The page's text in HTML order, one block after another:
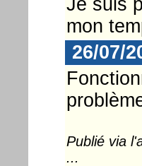
mon
26/07/
Publié via
...